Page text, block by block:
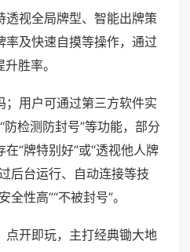
透视全局牌型、智能出牌策
率及快速自摸等操作，通过
胜率。
；用户可通过第三方软件实
防检测防封号”等功能，部分
“牌特别好”或“透视他人牌
后台运行、自动连接等技
性高”“不被封号”。
点开即玩，主打经典锄大地